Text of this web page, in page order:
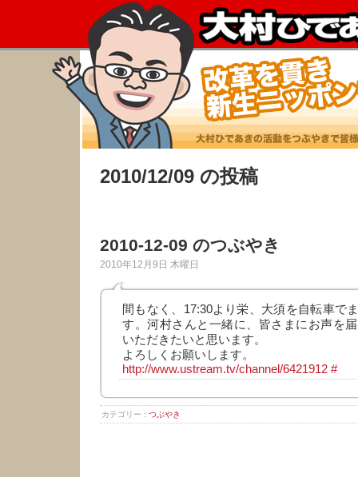
2010/12/09 の投稿
2010-12-09 のつぶやき
2010年12月9日 木曜日
間もなく、17:30より栄、大須を自転車で
す。河村さんと一緒に、皆さまにお声を
いただきたいと思います。
よろしくお願いします。
http://www.ustream.tv/channel/6421912 #
カテゴリー : つぶやき